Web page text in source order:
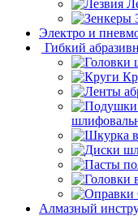
Электро и
Гибкий
Алмазный